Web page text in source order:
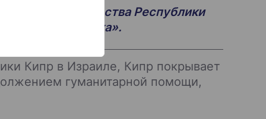
миссии Посольства Республики
мальчика».
Кипр в Израиле, Кипр покрывает
гуманитарной помощи,